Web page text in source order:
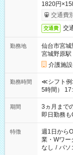
1820円
交通費
交通費 交
勤務地
仙台市宮城
宮城野原駅
介護施
勤務時間
≪シフト例
5時間） 17:00
働く時間
期間
3ヵ月まで
即日勤務も
特徴 週1日から
業・Wワー
なし / パソ